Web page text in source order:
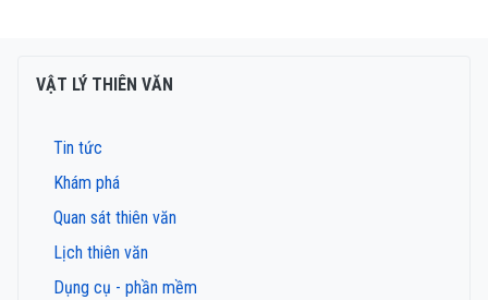
VẬT LÝ THIÊN VĂN
Tin tức
Khám phá
Quan sát thiên văn
Lịch thiên văn
Dụng cụ - phần mềm